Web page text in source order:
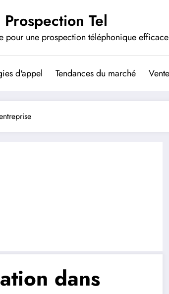
Prospection Tel
pour une prospection téléphonique efficace
d'appel Tendances du marché
dans